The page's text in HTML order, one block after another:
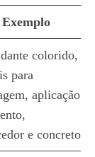
Exemplo
colorido,
para
aplicação e
e concreto.